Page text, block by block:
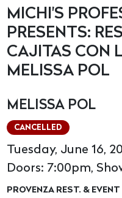
MICHI'S
PRESENTS:
CAJITAS CON
MELISSA POL
MELISSA POL
CANCELLED
Tuesday, June 16,
Doors: 7:00pm,
PROVENZA REST. & EVENT